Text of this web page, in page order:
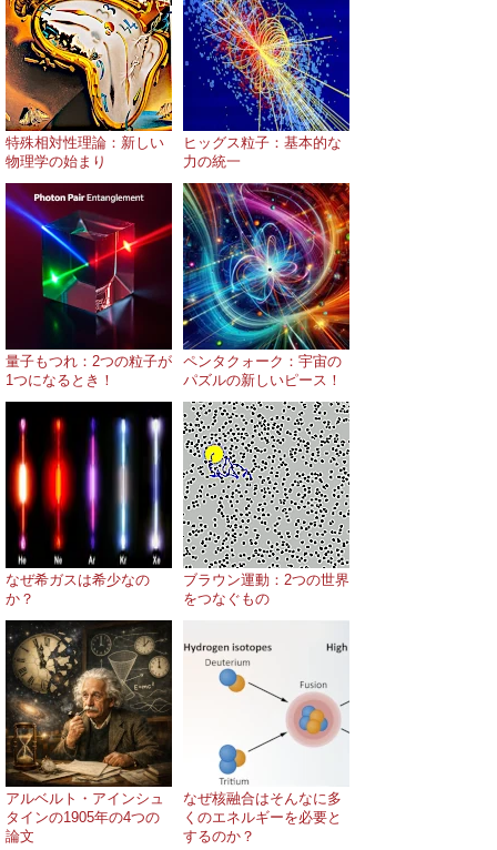
特殊相対性理論：新しい
物理学の始まり
ヒッグス粒子：基本的な
力の統一
量子もつれ：2つの粒子が
1つになるとき！
ペンタクォーク：宇宙の
パズルの新しいピース！
なぜ希ガスは希少なの
か？
ブラウン運動：2つの世界
をつなぐもの
アルベルト・アインシュ
タインの1905年の4つの
論文
なぜ核融合はそんなに多
くのエネルギーを必要と
するのか？